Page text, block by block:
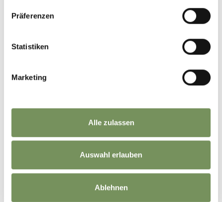
Präferenzen
Statistiken
Marketing
Alle zulassen
Auswahl erlauben
Ablehnen
−